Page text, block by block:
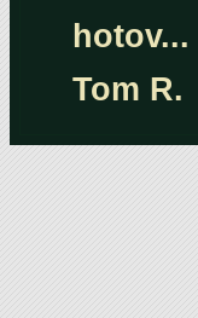
hotov...
Tom R.